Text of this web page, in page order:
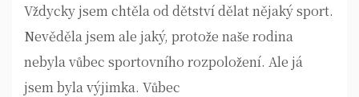
Vždycky jsem chtěla od dětství dělat nějaký sport.
Nevěděla jsem ale jaký, protože naše rodina
nebyla vůbec sportovního rozpoložení. Ale já
jsem byla výjimka. Vůbec